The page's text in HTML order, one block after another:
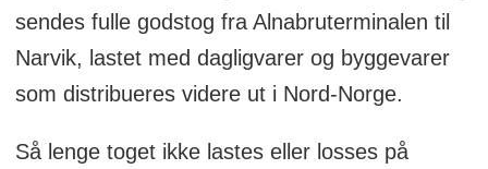
sendes fulle godstog fra Alnabruterminalen til
Narvik, lastet med dagligvarer og byggevarer
som distribueres videre ut i Nord-Norge.
Så lenge toget ikke lastes eller losses på